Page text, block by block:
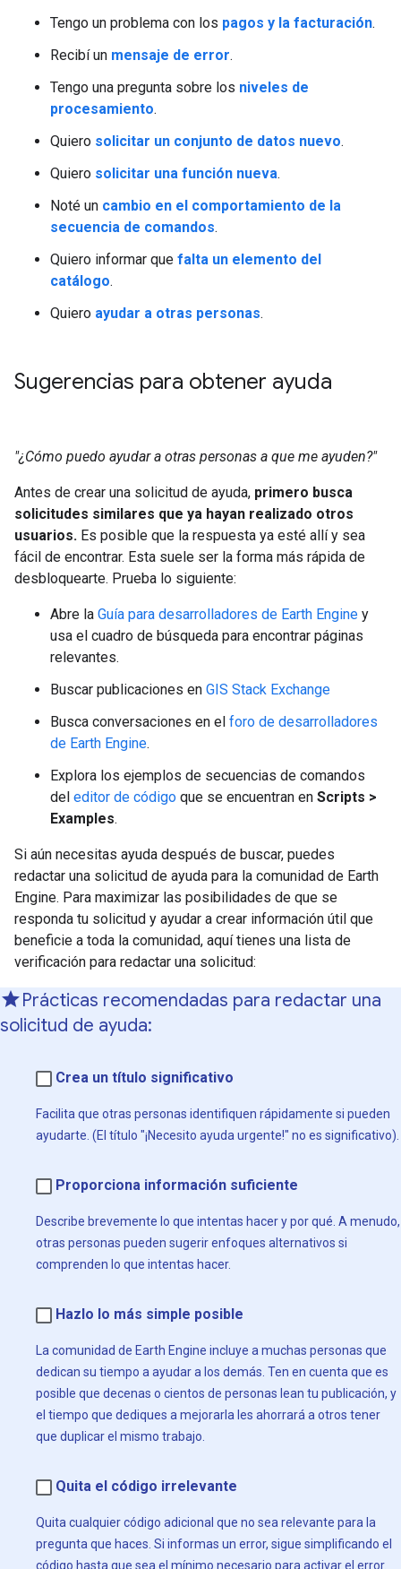
Tengo un problema con los pagos y la facturación.
Recibí un mensaje de error.
Tengo una pregunta sobre los niveles de
procesamiento.
Quiero solicitar un conjunto de datos nuevo.
Quiero solicitar una función nueva.
Noté un cambio en el comportamiento de la
secuencia de comandos.
Quiero informar que falta un elemento del
catálogo.
Quiero ayudar a otras personas.
Sugerencias para obtener ayuda
"¿Cómo puedo ayudar a otras personas a que me ayuden?"
Antes de crear una solicitud de ayuda, primero busca
solicitudes similares que ya hayan realizado otros
usuarios. Es posible que la respuesta ya esté allí y sea
fácil de encontrar. Esta suele ser la forma más rápida de
desbloquearte. Prueba lo siguiente:
Abre la Guía para desarrolladores de Earth Engine y
usa el cuadro de búsqueda para encontrar páginas
relevantes.
Buscar publicaciones en GIS Stack Exchange
Busca conversaciones en el foro de desarrolladores
de Earth Engine.
Explora los ejemplos de secuencias de comandos
del editor de código que se encuentran en Scripts >
Examples.
Si aún necesitas ayuda después de buscar, puedes
redactar una solicitud de ayuda para la comunidad de Earth
Engine. Para maximizar las posibilidades de que se
responda tu solicitud y ayudar a crear información útil que
beneficie a toda la comunidad, aquí tienes una lista de
verificación para redactar una solicitud:
Prácticas recomendadas para redactar una
solicitud de ayuda:
Crea un título significativo
Facilita que otras personas identifiquen rápidamente si pueden
ayudarte. (El título "¡Necesito ayuda urgente!" no es significativo).
Proporciona información suficiente
Describe brevemente lo que intentas hacer y por qué. A menudo,
otras personas pueden sugerir enfoques alternativos si
comprenden lo que intentas hacer.
Hazlo lo más simple posible
La comunidad de Earth Engine incluye a muchas personas que
dedican su tiempo a ayudar a los demás. Ten en cuenta que es
posible que decenas o cientos de personas lean tu publicación, y
el tiempo que dediques a mejorarla les ahorrará a otros tener
que duplicar el mismo trabajo.
Quita el código irrelevante
Quita cualquier código adicional que no sea relevante para la
pregunta que haces. Si informas un error, sigue simplificando el
código hasta que sea el mínimo necesario para activar el error.